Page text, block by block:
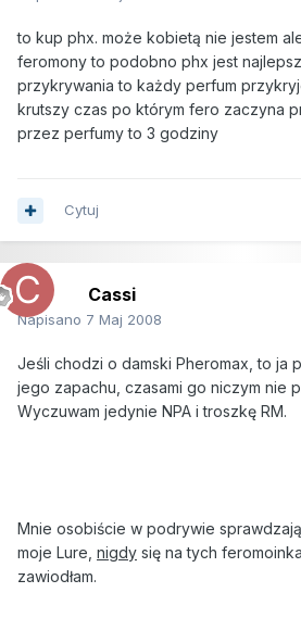
to kup phx. może kobietą nie jestem
feromony to podobno phx jest
przykrywania to każdy perfum
krutszy czas po którym fero zaczyna
przez perfumy to 3 godziny
Cytuj
Cassi
Napisano 7 Maj 2008
Jeśli chodzi o damski Pheromax, to ja
jego zapachu, czasami go niczym nie
Wyczuwam jedynie NPA i troszkę RM.
Mnie osobiście w podrywie
moje Lure, nigdy się na tych
zawiodłam.